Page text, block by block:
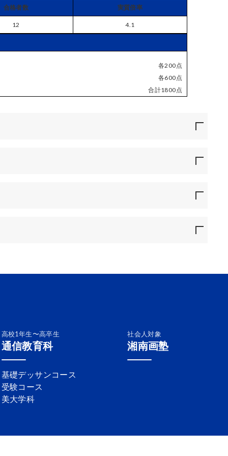
合格者数 実質倍率
12 4.1
各200点
各600点
合計1800点
高校1年生〜高卒生
通信教育科
基礎デッサンコース
受験コース
美大学科
社会人対象
湘南画塾